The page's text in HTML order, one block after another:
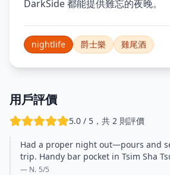
DarkSide 都能提供難忘的夜晚。
nightlife 爵士樂 雞尾酒
用戶評價
5.0 / 5，共 2 則評價
Had a proper night out—pours and
trip. Handy bar pocket in Tsim Sha
— N. 5/5